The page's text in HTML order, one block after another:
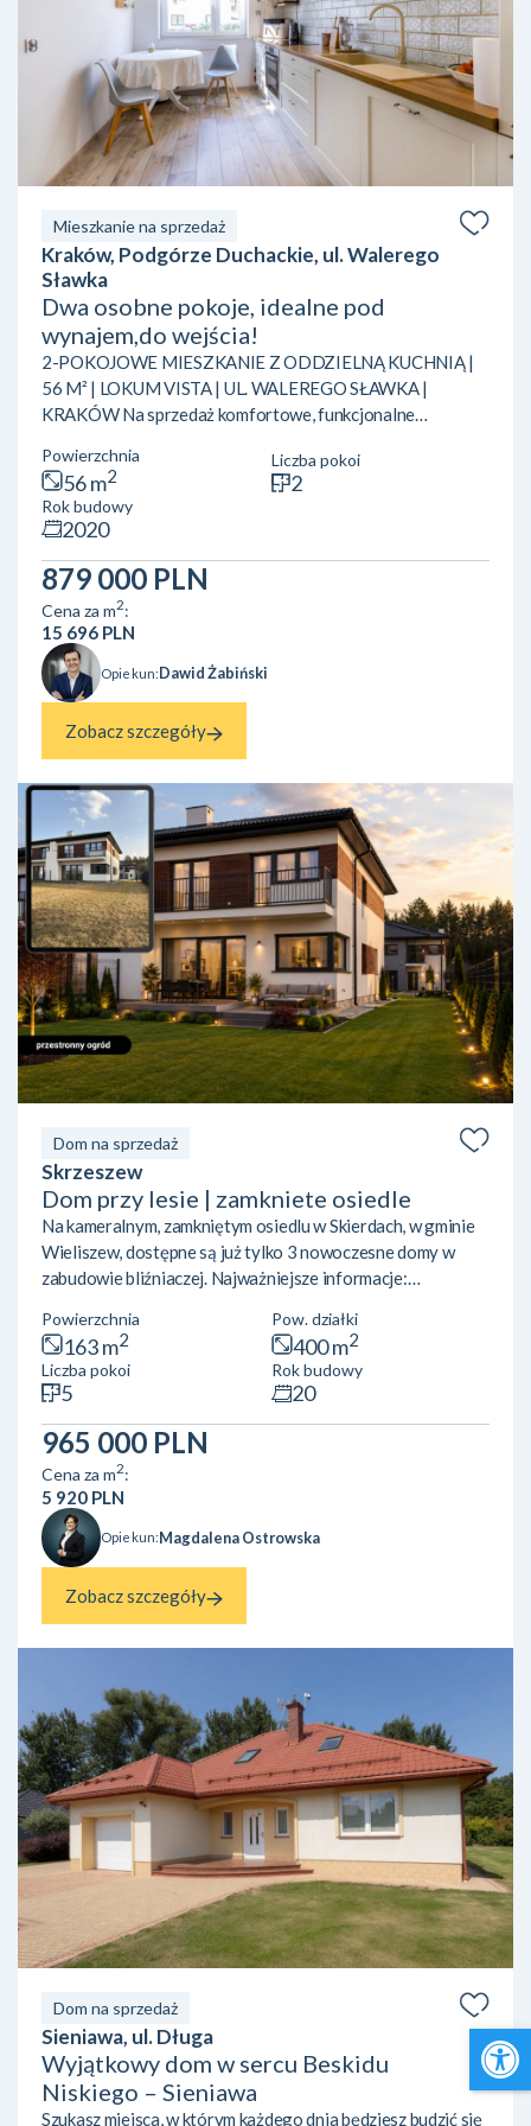
Mieszkanie na sprzedaż
Kraków, Podgórze Duchackie, ul. Walerego
Sławka
Dwa osobne pokoje, idealne pod
wynajem,do wejścia!
2-POKOJOWE MIESZKANIE Z ODDZIELNĄ KUCHNIĄ |
56 M² | LOKUM VISTA | UL. WALEREGO SŁAWKA |
KRAKÓW Na sprzedaż komfortowe, funkcjonalne
cenionej inwestycji Lokum Vista przy ul. Walerego Sławka w
Krakowie. Nieruchomość wyróżnia się bardzo praktycznym
układem pomieszczeń. Do dyspozycji przyszłych właścicieli
są dwa niezależne pokoje, osobna kuchnia, łazienka,
przedpokój oraz balkon. Mieszkanie zostało wykończone w
dobrym standardzie, jest zadbane ...
Powierzchnia
56 m2
Liczba pokoi
2
Rok budowy
2020
879 000 PLN
Cena za m2:
15 696 PLN
Opiekun:Dawid Żabiński
Zobacz szczegóły
Dom na sprzedaż
Skrzeszew
Dom przy lesie | zamkniete osiedle
Na kameralnym, zamkniętym osiedlu w Skierdach, w gminie
Wieliszew, dostępne są już tylko 3 nowoczesne domy w
zabudowie bliźniaczej. Najważniejsze informacje:
450 do 600 m² zabudowa bliźniacza garaż w bryle budynku
miejsce postojowe na podjeździe stan deweloperski pompa
ciepła osiedle zamknięte Funkcjonalny układ
pomieszczeńParter: przestronny salon z otwartą kuchnią i
wyjściem na ogród łazienka garaż w bryle budynku
pomieszczenia komun...
Powierzchnia
163 m2
Pow. działki
400 m2
Liczba pokoi
5
Rok budowy
20
965 000 PLN
Cena za m2:
5 920 PLN
Opiekun:Magdalena Ostrowska
Zobacz szczegóły
Dom na sprzedaż
Sieniawa, ul. Długa
Wyjątkowy dom w sercu Beskidu
Niskiego – Sieniawa
Szukasz miejsca, w którym każdego dnia będziesz budzić się